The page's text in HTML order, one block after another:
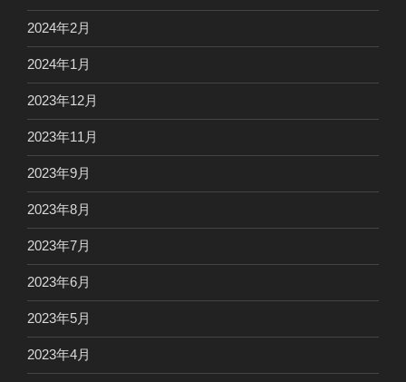
2024年2月
2024年1月
2023年12月
2023年11月
2023年9月
2023年8月
2023年7月
2023年6月
2023年5月
2023年4月